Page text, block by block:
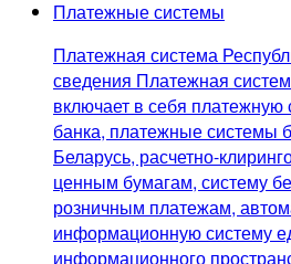
Платежные системы
Платежная система
сведения Платежная
включает в себя
банка, платежные системы
Беларусь, расчетно-
ценным бумагам, систему
розничным платежам,
информационную систему
информационного